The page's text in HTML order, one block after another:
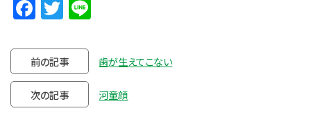
Facebook
Twitter
前の記事 歯が生えてこない
次の記事 河童顔